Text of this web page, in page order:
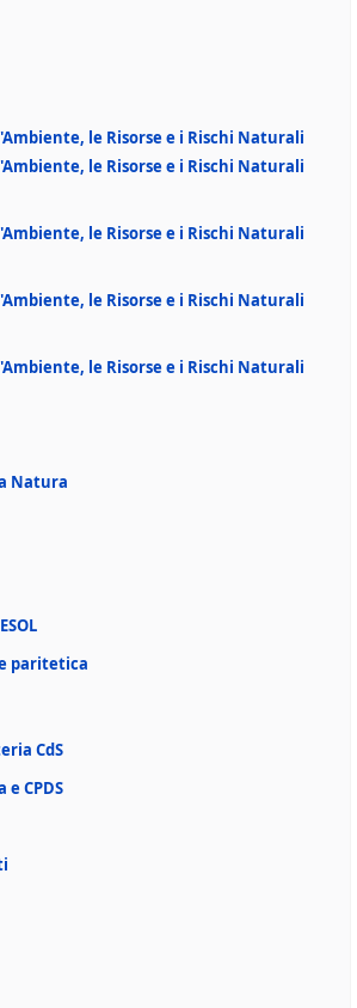
le Risorse e i Rischi Naturali
le Risorse e i Rischi Naturali
le Risorse e i Rischi Naturali
le Risorse e i Rischi Naturali
le Risorse e i Rischi Naturali
Natura
paritetica
CdS
CPDS